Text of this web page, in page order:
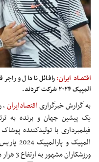
اقتصاد ایران:رافائل نادال و
المپیک ۲۰۲۴ شرکت کردند.
به گزارش خبرگزاریاقتصادایران،
فیلمبرداری با تولیدکننده
المپیک
ورزشکاران مشهور به ارتفاع 3 هزار متری در «دولومی» رسیدند.